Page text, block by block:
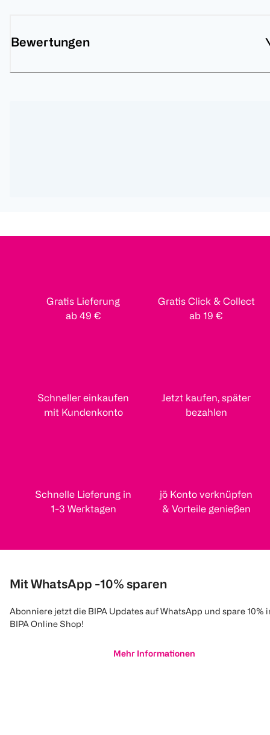
Bewertungen
Gratis Lieferung
ab 49 €
Gratis Click & Collect
ab 19 €
Schneller einkaufen
mit Kundenkonto
Jetzt kaufen, später
bezahlen
Schnelle Lieferung in
1-3 Werktagen
jö Konto verknüpfen
& Vorteile genießen
Mit WhatsApp -10% sparen
Abonniere jetzt die BIPA Updates auf WhatsApp und spare 10%
BIPA Online Shop!
Mehr Informationen